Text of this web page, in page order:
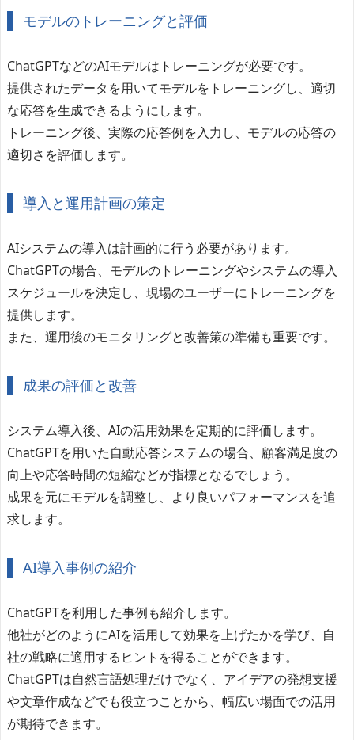
モデルのトレーニングと評価
ChatGPTなどのAIモデルはトレーニングが必要です。
提供されたデータを用いてモデルをトレーニングし、適切
な応答を生成できるようにします。
トレーニング後、実際の応答例を入力し、モデルの応答の
適切さを評価します。
導入と運用計画の策定
AIシステムの導入は計画的に行う必要があります。
ChatGPTの場合、モデルのトレーニングやシステムの導入
スケジュールを決定し、現場のユーザーにトレーニングを
提供します。
また、運用後のモニタリングと改善策の準備も重要です。
成果の評価と改善
システム導入後、AIの活用効果を定期的に評価します。
ChatGPTを用いた自動応答システムの場合、顧客満足度の
向上や応答時間の短縮などが指標となるでしょう。
成果を元にモデルを調整し、より良いパフォーマンスを追
求します。
AI導入事例の紹介
ChatGPTを利用した事例も紹介します。
他社がどのようにAIを活用して効果を上げたかを学び、自
社の戦略に適用するヒントを得ることができます。
ChatGPTは自然言語処理だけでなく、アイデアの発想支援
や文章作成などでも役立つことから、幅広い場面での活用
が期待できます。